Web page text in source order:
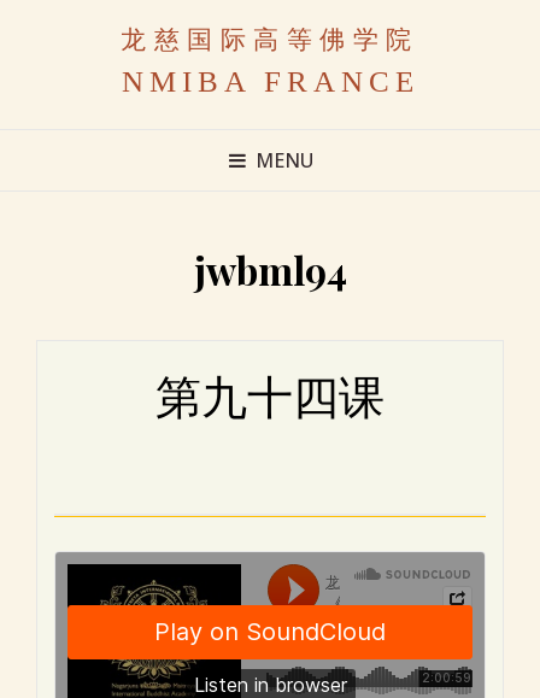
龙慈国际高等佛学院
NMIBA FRANCE
MENU
jwbml94
第九十四课